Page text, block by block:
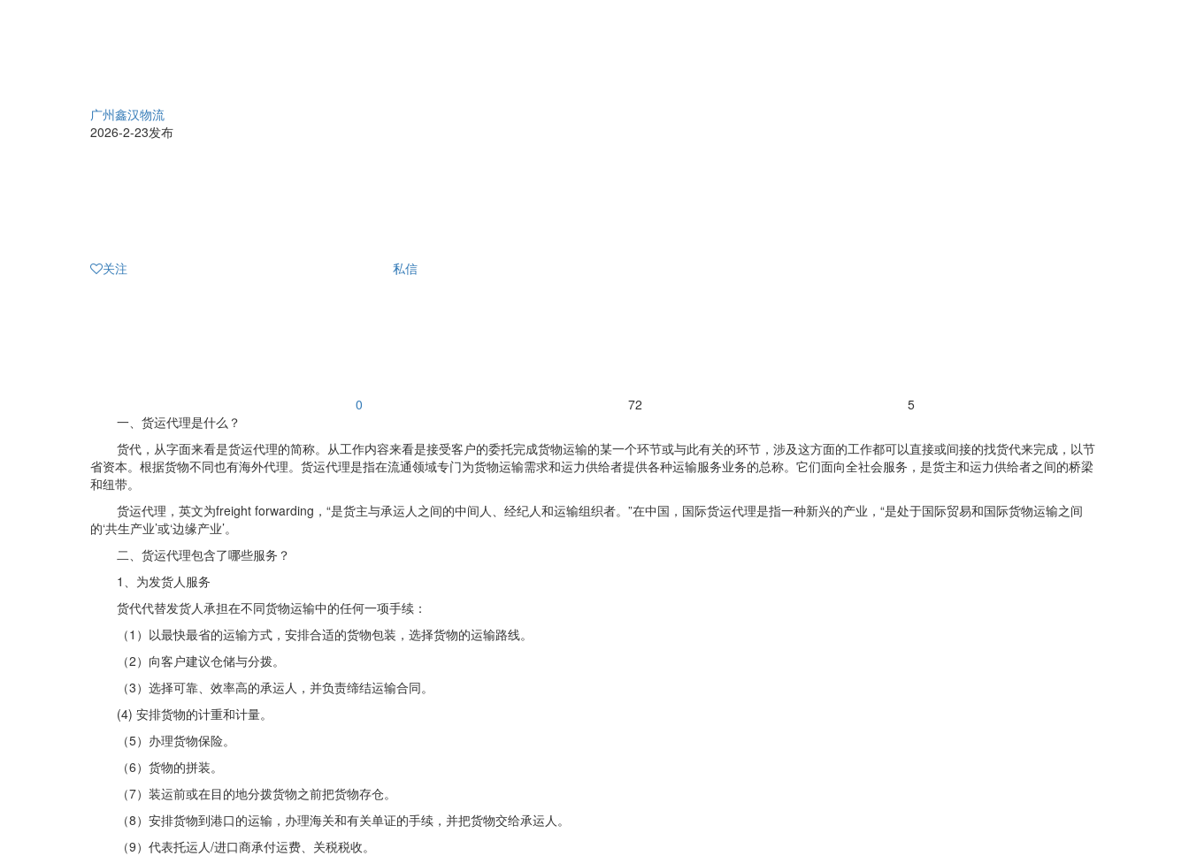
广州鑫汉物流
2026-2-23发布
关注 私信
0 72
5
一、货运代理是什么？
货代，从字面来看是货运代理的简称。从工作内容来看是接受客户的委托完成货物运输的某一个环节或与此有关的环节，涉及这方面的工作都可以直接或间接的找货代来完成，以节
省资本。根据货物不同也有海外代理。货运代理是指在流通领域专门为货物运输需求和运力供给者提供各种运输服务业务的总称。它们面向全社会服务，是货主和运力供给者之间的桥梁
和纽带。
货运代理，英文为freight forwarding，“是货主与承运人之间的中间人、经纪人和运输组织者。”在中国，国际货运代理是指一种新兴的产业，“是处于国际贸易和国际货物运输之间
的‘共生产业’或‘边缘产业’。
二、货运代理包含了哪些服务？
1、为发货人服务
货代代替发货人承担在不同货物运输中的任何一项手续：
（1）以最快最省的运输方式，安排合适的货物包装，选择货物的运输路线。
（2）向客户建议仓储与分拨。
（3）选择可靠、效率高的承运人，并负责缔结运输合同。
(4) 安排货物的计重和计量。
（5）办理货物保险。
（6）货物的拼装。
（7）装运前或在目的地分拨货物之前把货物存仓。
（8）安排货物到港口的运输，办理海关和有关单证的手续，并把货物交给承运人。
（9）代表托运人/进口商承付运费、关税税收。